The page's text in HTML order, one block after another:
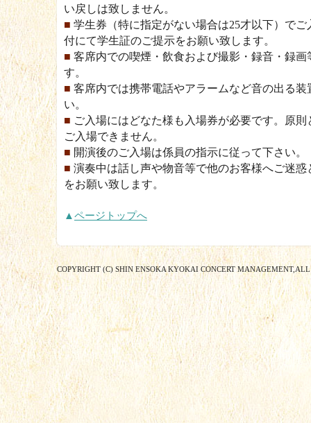
い戻しは致しません。
■ 学生券（特に指定がない場合は25才以下）で
付にて学生証のご提示をお願い致します。
■ 客席内での喫煙・飲食および撮影・録音・録
す。
■ 客席内では携帯電話やアラームなど音の出る
い。
■ ご入場にはどなた様も入場券が必要です。原
ご入場できません。
■ 開演後のご入場は係員の指示に従って下さい。
■ 演奏中は話し声や物音等で他のお客様へご迷
をお願い致します。
▲ ページトップへ
COPYRIGHT (C) SHIN ENSOKA KYOKAI CONCERT MANAGEMENT,ALL